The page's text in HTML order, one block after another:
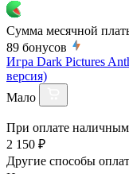
Сумма месячной
89 бонусов
Игра Dark Pictures
версия)
Мало
При оплате
2 150 ₽
Другие способы